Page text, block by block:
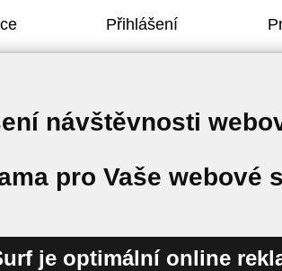
Přihlášení
návštěvnosti
pro Vaše webové
je optimální online